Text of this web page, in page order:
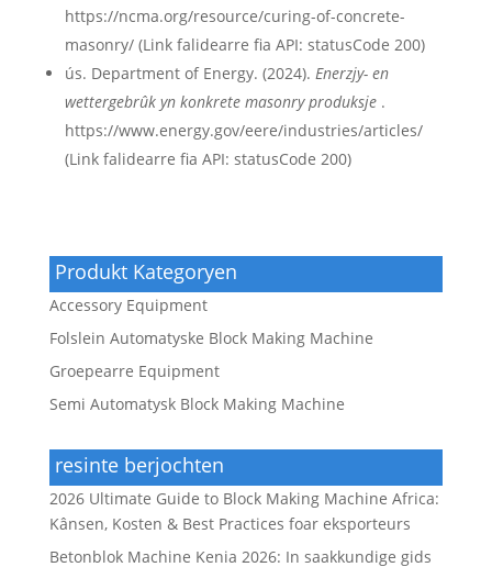
https://ncma.org/resource/curing-of-concrete-
masonry/ (Link falidearre fia API: statusCode 200)
ús. Department of Energy. (2024). Enerzjy- en
wettergebrûk yn konkrete masonry produksje .
https://www.energy.gov/eere/industries/articles/
(Link falidearre fia API: statusCode 200)
Produkt Kategoryen
Accessory Equipment
Folslein Automatyske Block Making Machine
Groepearre Equipment
Semi Automatysk Block Making Machine
resinte berjochten
2026 Ultimate Guide to Block Making Machine Africa:
Kânsen, Kosten & Best Practices foar eksporteurs
Betonblok Machine Kenia 2026: In saakkundige gids